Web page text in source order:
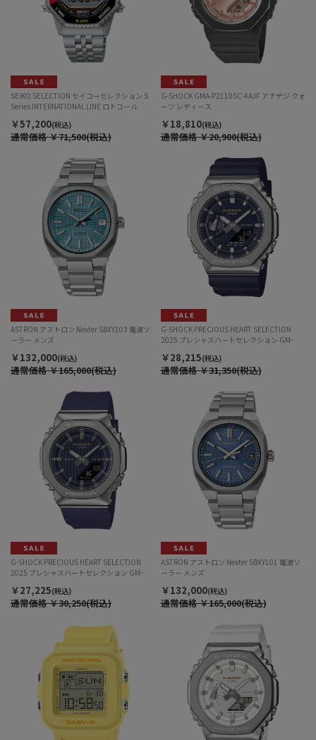
SEIKO SELECTION セイコーセレクション S
Series INTERNATIONAL LINE ロトコール
￥57,200(税込)
通常価格￥71,500(税込)
G-SHOCK GMA-P2110SC-4AJF アナデジ クォ
ーツ レディース
￥18,810(税込)
通常価格￥20,900(税込)
ASTRON アストロン Nexter SBXY103 電波ソ
ーラー メンズ
￥132,000(税込)
通常価格￥165,000(税込)
G-SHOCK PRECIOUS HEART SELECTION
2025 プレシャスハートセレクション GM-
￥28,215(税込)
通常価格￥31,350(税込)
G-SHOCK PRECIOUS HEART SELECTION
2025 プレシャスハートセレクション GM-
￥27,225(税込)
通常価格￥30,250(税込)
ASTRON アストロン Nexter SBXY101 電波ソ
ーラー メンズ
￥132,000(税込)
通常価格￥165,000(税込)